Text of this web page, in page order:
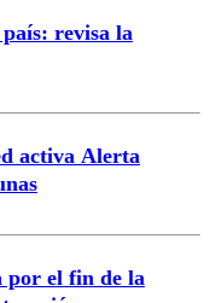
revisa la
activa Alerta
por el fin de la